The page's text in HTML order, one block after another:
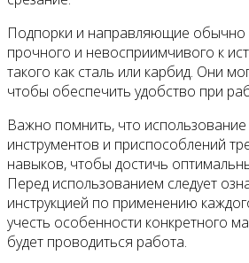
Подпорки и направляющие обычно
прочного и невосприимчивого к
такого как сталь или карбид. Они
чтобы обеспечить удобство при
Важно помнить, что
инструментов и приспособлений
навыков, чтобы достичь
Перед использованием следует
инструкцией по применению
учесть особенности конкретного
будет проводиться работа.